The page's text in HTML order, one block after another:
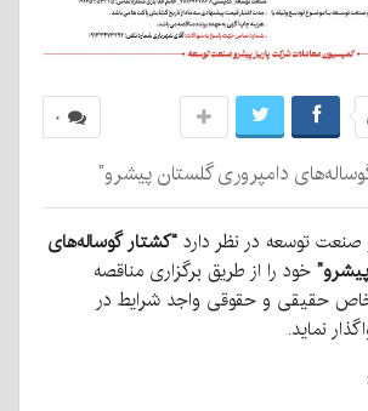
۰
دامپروری گلستان پیشرو”
توسعه در نظر دارد “کشتار گوساله‌های
خود را از طریق برگزاری مناقصه
حقیقی و حقوقی واجد شرایط در
نماید.